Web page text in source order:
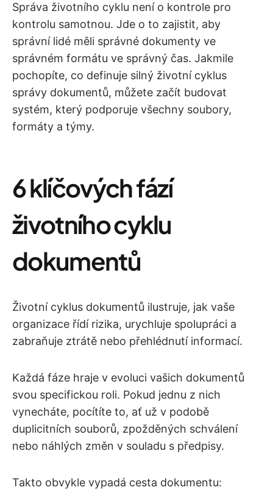
Správa životního cyklu není o kontrole pro
kontrolu samotnou. Jde o to zajistit, aby
správní lidé měli správné dokumenty ve
správném formátu ve správný čas. Jakmile
pochopíte, co definuje silný životní cyklus
správy dokumentů, můžete začít budovat
systém, který podporuje všechny soubory,
formáty a týmy.
6 klíčových fází
životního cyklu
dokumentů
Životní cyklus dokumentů ilustruje, jak vaše
organizace řídí rizika, urychluje spolupráci a
zabraňuje ztrátě nebo přehlédnutí informací.
Každá fáze hraje v evoluci vašich dokumentů
svou specifickou roli. Pokud jednu z nich
vynecháte, pocítíte to, ať už v podobě
duplicitních souborů, zpožděných schválení
nebo náhlých změn v souladu s předpisy.
Takto obvykle vypadá cesta dokumentu: